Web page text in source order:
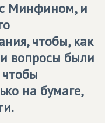
Минфином, и
чтобы, как
вопросы были
на бумаге,